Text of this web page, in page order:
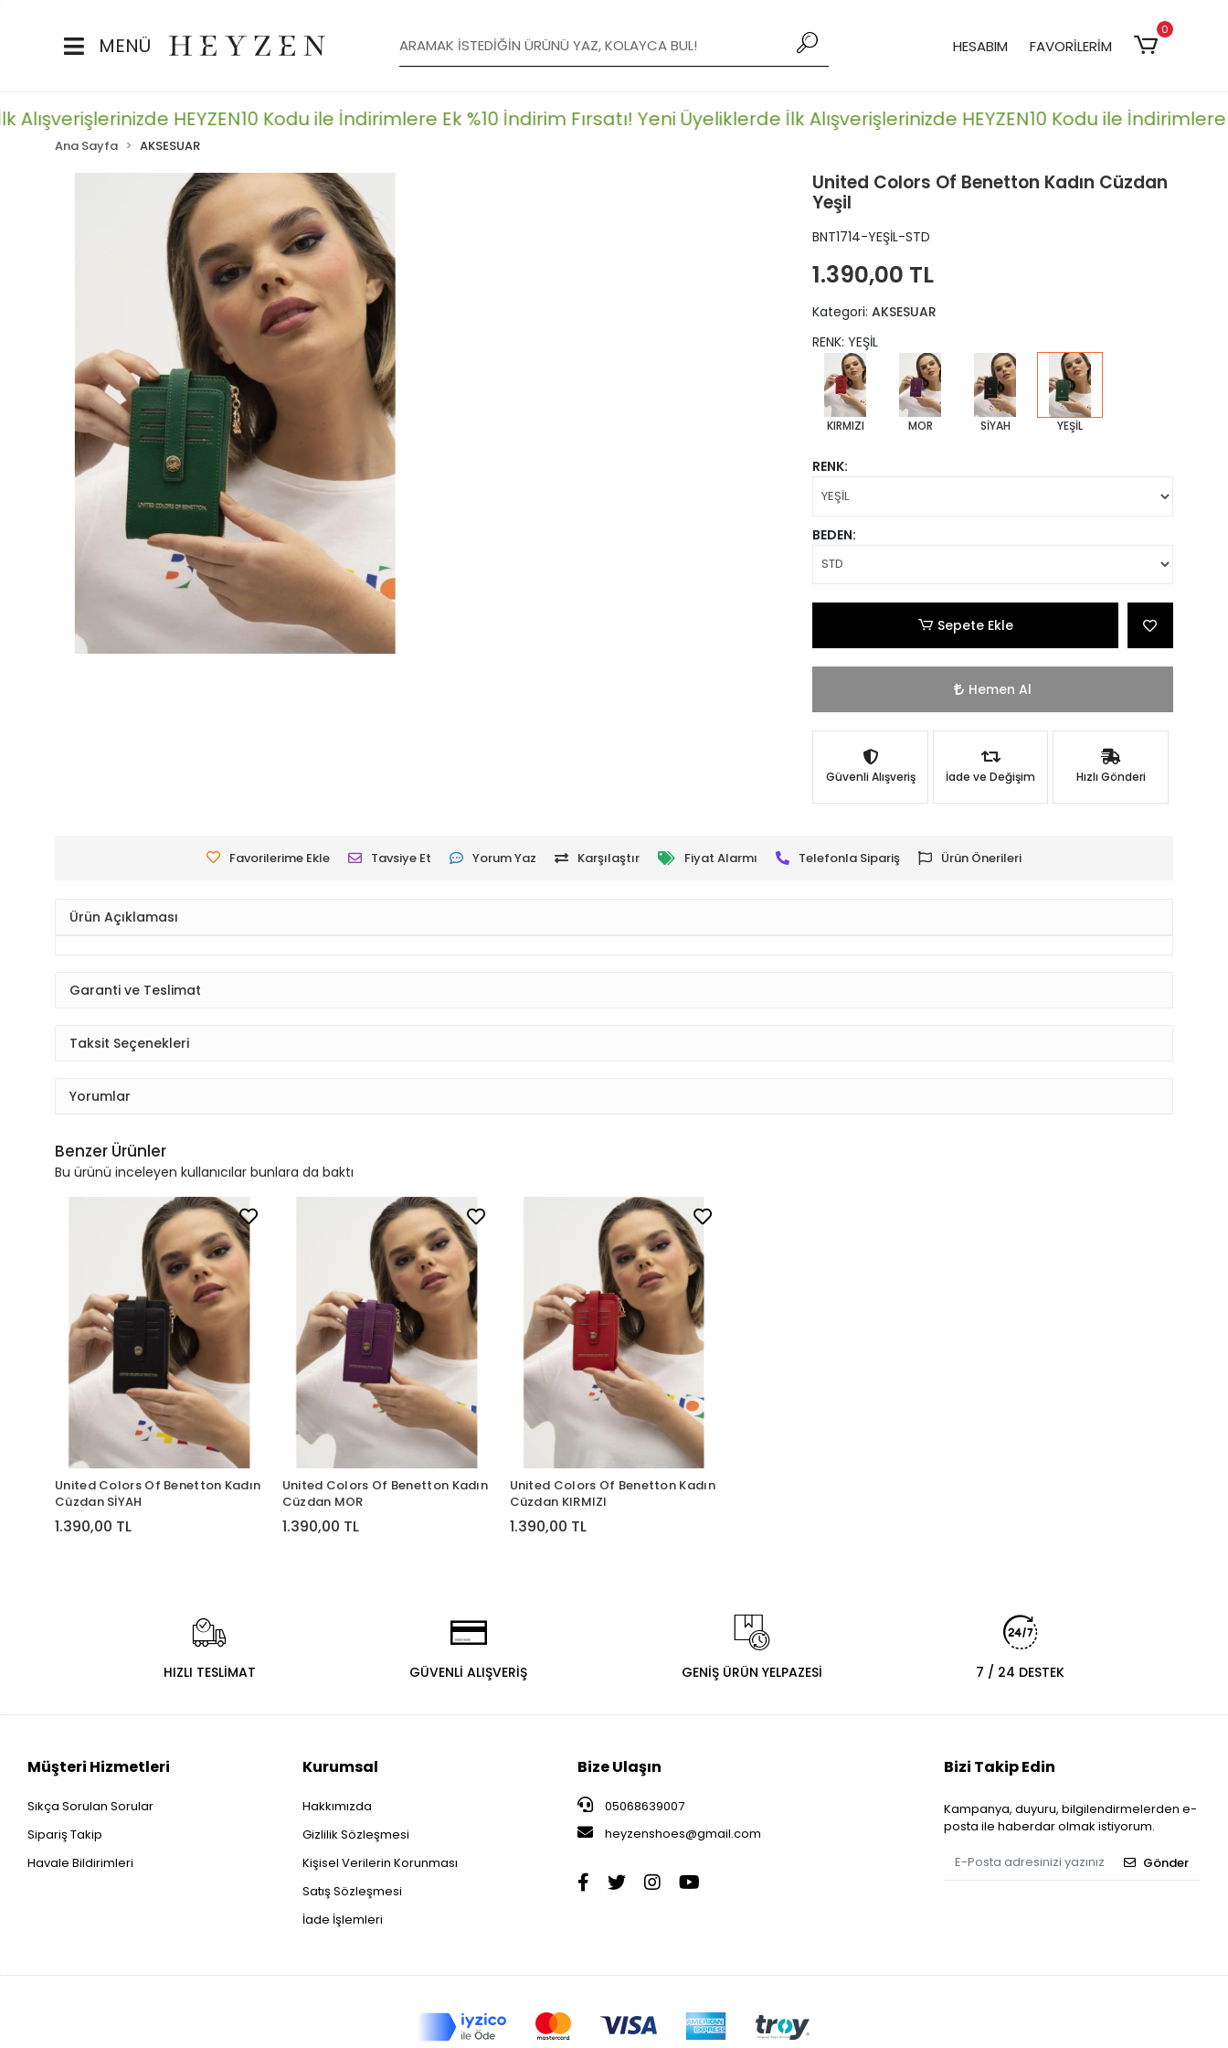
HEYZEN10 Kodu ile İndirimlere Ek %10 İndirim Fırsatı!Yeni Üyeliklerde İlk Alışverişlerinizde HEYZEN10 Kodu ile İndirimlere
MENÜ HESABIM FAVORİLERİM
0
Ana Sayfa AKSESUAR
United Colors Of Benetton Kadın Cüzdan
Yeşil
BNT1714-YEŞİL-STD
1.390,00 TL
Kategori:AKSESUAR
RENK: YEŞİL
KIRMIZI MOR SİYAH YEŞİL
RENK:
BEDEN:
Sepete Ekle
Hemen Al
Güvenli Alışveriş İade ve Değişim Hızlı Gönderi
Favorilerime Ekle Tavsiye Et Yorum Yaz Karşılaştır Fiyat Alarmı Telefonla Sipariş Ürün Önerileri
Ürün Açıklaması
Garanti ve Teslimat
Taksit Seçenekleri
Yorumlar
Benzer Ürünler
Bu ürünü inceleyen kullanıcılar bunlara da baktı
United Colors Of Benetton Kadın
Cüzdan SİYAH
1.390,00 TL
United Colors Of Benetton Kadın
Cüzdan MOR
1.390,00 TL
United Colors Of Benetton Kadın
Cüzdan KIRMIZI
1.390,00 TL
HIZLI TESLİMAT GÜVENLİ ALIŞVERİŞ GENİŞ ÜRÜN YELPAZESİ 7 / 24 DESTEK
Müşteri Hizmetleri
Sıkça Sorulan Sorular
Sipariş Takip
Havale Bildirimleri
Kurumsal
Hakkımızda
Gizlilik Sözleşmesi
Kişisel Verilerin Korunması
Satış Sözleşmesi
İade İşlemleri
Bize Ulaşın
05068639007
heyzenshoes@gmail.com
Bizi Takip Edin
Kampanya, duyuru, bilgilendirmelerden e-
posta ile haberdar olmak istiyorum.
Gönder